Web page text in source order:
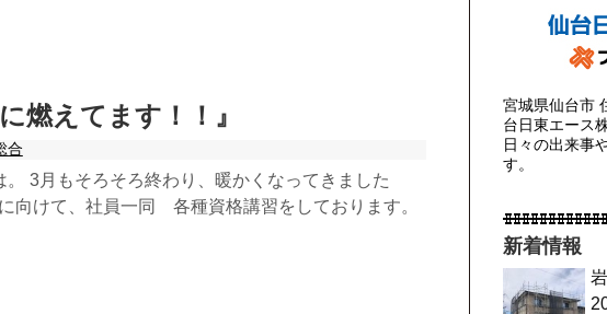
燃えてます！！』
合
。 3月もそろそろ終わり、暖かくなってきました
向けて、社員一同 各種資格講習をしております。
宮城県仙台市
台日東エース
日々の出来事
す。
新着情報